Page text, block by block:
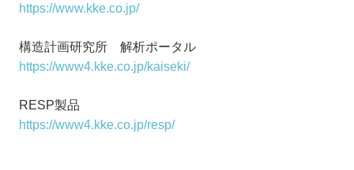
https://www.kke.co.jp/
構造計画研究所 解析ポータル
https://www4.kke.co.jp/kaiseki/
RESP製品
https://www4.kke.co.jp/resp/